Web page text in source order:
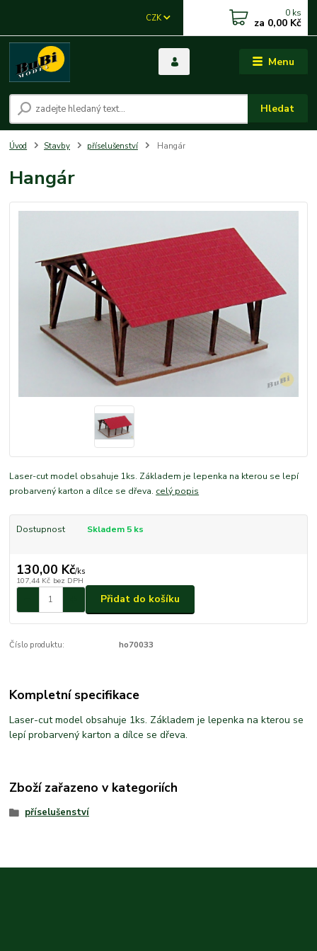
Menu
CZK
Hledat
0 ks
za 0,00 Kč
Úvod Stavby příselušenství Hangár
Hangár
Laser-cut model obsahuje 1ks. Základem je lepenka na kterou se lepí
probarvený karton a dílce se dřeva. celý popis
Dostupnost Skladem 5 ks
130,00 Kč/ks
107,44 Kč bez DPH
Přidat do košíku
Číslo produktu: ho70033
Kompletní specifikace
Laser-cut model obsahuje 1ks. Základem je lepenka na kterou se
lepí probarvený karton a dílce se dřeva.
Zboží zařazeno v kategoriích
příselušenství